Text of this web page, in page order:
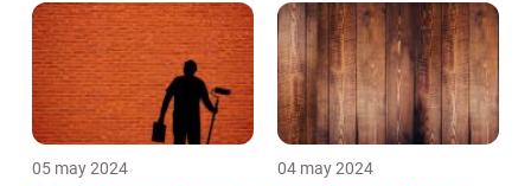
05 may 2024 04 may 2024